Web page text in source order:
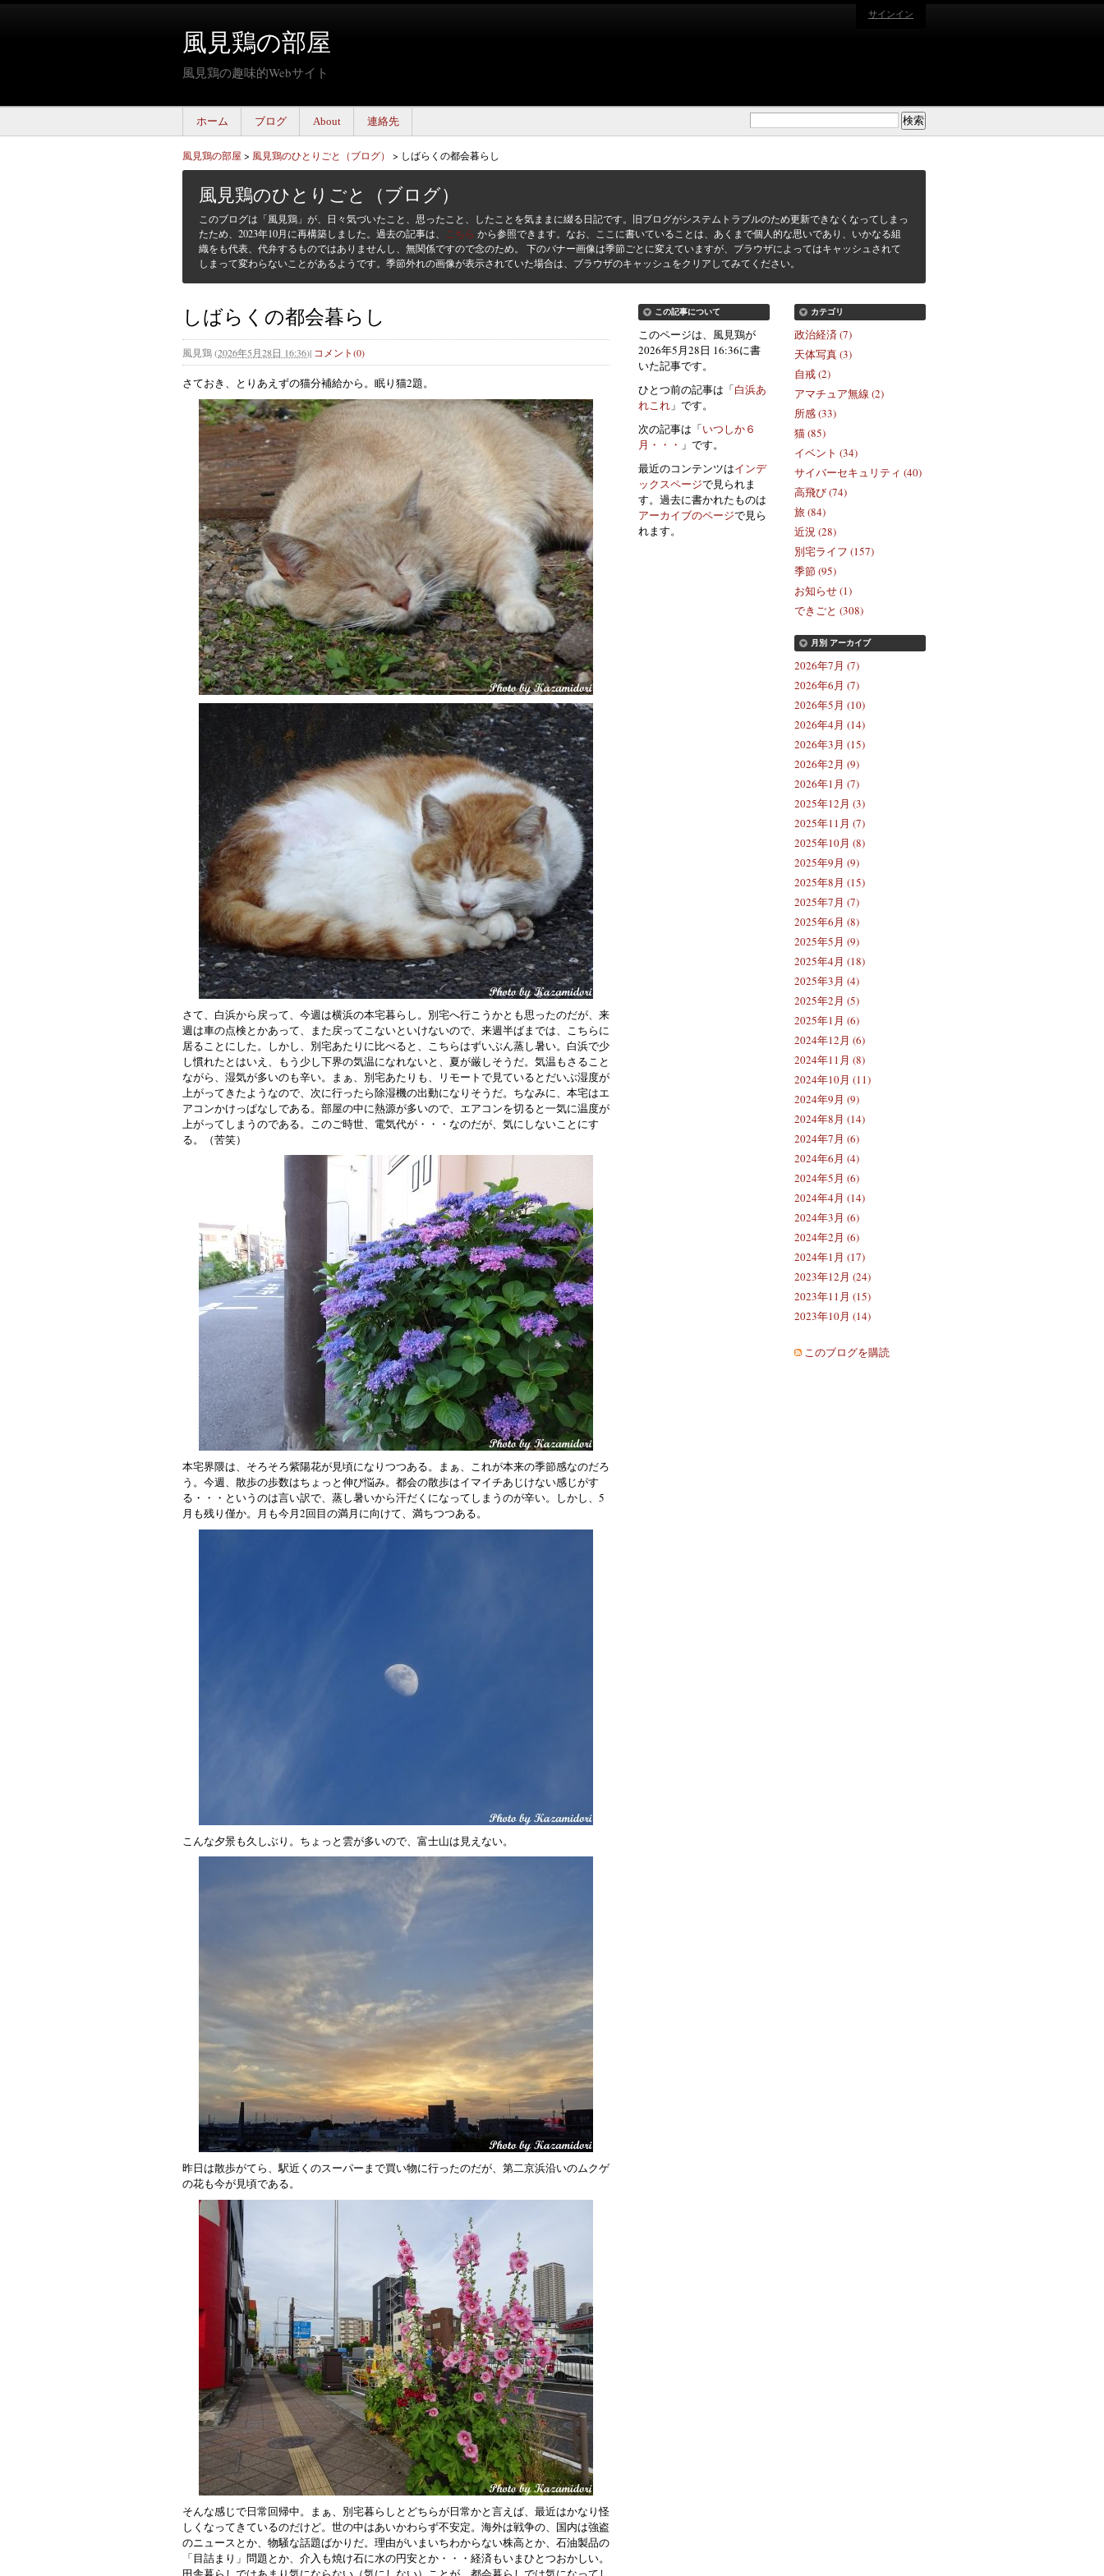
風見鶏の部屋
風見鶏の趣味的Webサイト
サインイン
ホーム ブログ About 連絡先
風見鶏の部屋 > 風見鶏のひとりごと（ブログ） > しばらくの都会暮らし
風見鶏のひとりごと（ブログ）
このブログは「風見鶏」が、日々気づいたこと、思ったこと、したことを気ままに綴る日記です。旧ブログがシステムトラブルのため更新できなくなってしまっ
たため、2023年10月に再構築しました。過去の記事は、 こちら から参照できます。なお、ここに書いていることは、あくまで個人的な思いであり、いかなる組
織をも代表、代弁するものではありませんし、無関係ですので念のため。 下のバナー画像は季節ごとに変えていますが、ブラウザによってはキャッシュされて
しまって変わらないことがあるようです。季節外れの画像が表示されていた場合は、ブラウザのキャッシュをクリアしてみてください。
しばらくの都会暮らし
風見鶏(2026年5月28日 16:36)| コメント(0)
さておき、とりあえずの猫分補給から。眠り猫2題。
さて、白浜から戻って、今週は横浜の本宅暮らし。別宅へ行こうかとも思ったのだが、来
週は車の点検とかあって、また戻ってこないといけないので、来週半ばまでは、こちらに
居ることにした。しかし、別宅あたりに比べると、こちらはずいぶん蒸し暑い。白浜で少
し慣れたとはいえ、もう少し下界の気温になれないと、夏が厳しそうだ。気温もさること
ながら、湿気が多いのも辛い。まぁ、別宅あたりも、リモートで見ているとだいぶ湿度が
上がってきたようなので、次に行ったら除湿機の出動になりそうだ。ちなみに、本宅はエ
アコンかけっぱなしである。部屋の中に熱源が多いので、エアコンを切ると一気に温度が
上がってしまうのである。このご時世、電気代が・・・なのだが、気にしないことにす
る。（苦笑）
本宅界隈は、そろそろ紫陽花が見頃になりつつある。まぁ、これが本来の季節感なのだろ
う。今週、散歩の歩数はちょっと伸び悩み。都会の散歩はイマイチあじけない感じがす
る・・・というのは言い訳で、蒸し暑いから汗だくになってしまうのが辛い。しかし、5
月も残り僅か。月も今月2回目の満月に向けて、満ちつつある。
こんな夕景も久しぶり。ちょっと雲が多いので、富士山は見えない。
昨日は散歩がてら、駅近くのスーパーまで買い物に行ったのだが、第二京浜沿いのムクゲ
の花も今が見頃である。
そんな感じで日常回帰中。まぁ、別宅暮らしとどちらが日常かと言えば、最近はかなり怪
しくなってきているのだけど。世の中はあいかわらず不安定。海外は戦争の、国内は強盗
のニュースとか、物騒な話題ばかりだ。理由がいまいちわからない株高とか、石油製品の
「目詰まり」問題とか、介入も焼け石に水の円安とか・・・経済もいまひとつおかしい。
カテゴリ
政治経済 (7)
天体写真 (3)
自戒 (2)
アマチュア無線 (2)
所感 (33)
猫 (85)
イベント (34)
サイバーセキュリティ (40)
高飛び (74)
旅 (84)
近況 (28)
別宅ライフ (157)
季節 (95)
お知らせ (1)
できごと (308)
月別 アーカイブ
2026年7月 (7)
2026年6月 (7)
2026年5月 (10)
2026年4月 (14)
2026年3月 (15)
2026年2月 (9)
2026年1月 (7)
2025年12月 (3)
2025年11月 (7)
2025年10月 (8)
2025年9月 (9)
2025年8月 (15)
2025年7月 (7)
2025年6月 (8)
2025年5月 (9)
2025年4月 (18)
2025年3月 (4)
2025年2月 (5)
2025年1月 (6)
2024年12月 (6)
2024年11月 (8)
2024年10月 (11)
2024年9月 (9)
2024年8月 (14)
2024年7月 (6)
2024年6月 (4)
2024年5月 (6)
2024年4月 (14)
2024年3月 (6)
2024年2月 (6)
2024年1月 (17)
2023年12月 (24)
2023年11月 (15)
2023年10月 (14)
このブログを購読
この記事について
このページは、風見鶏が
2026年5月28日 16:36に書
いた記事です。
ひとつ前の記事は「白浜あ
れこれ 」です。
次の記事は「いつしか６
月・・・ 」です。
最近のコンテンツはインデ
ックスページで見られま
す。過去に書かれたものは
アーカイブのページで見ら
れます。